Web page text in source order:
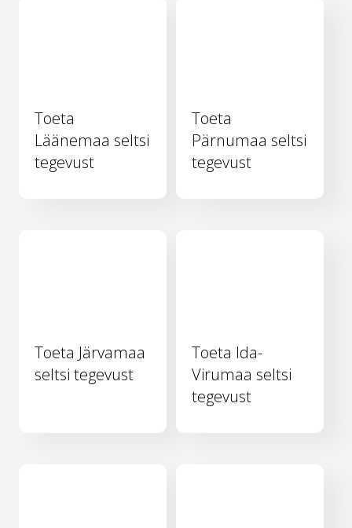
Toeta
Läänemaa seltsi
tegevust
Toeta
Pärnumaa seltsi
tegevust
Toeta Järvamaa
seltsi tegevust
Toeta Ida-
Virumaa seltsi
tegevust